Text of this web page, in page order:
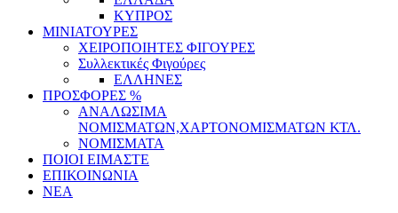
ΚΥΠΡΟΣ
ΜΙΝΙΑΤΟΥΡΕΣ
ΧΕΙΡΟΠΟΙΗΤΕΣ ΦΙΓΟΥΡΕΣ
Συλλεκτικές Φιγούρες
ΕΛΛΗΝΕΣ
ΠΡΟΣΦΟΡΕΣ %
ΑΝΑΛΩΣΙΜΑ
ΝΟΜΙΣΜΑΤΩΝ,ΧΑΡΤΟΝΟΜΙΣΜΑΤΩΝ ΚΤΛ.
ΝΟΜΙΣΜΑΤΑ
ΠΟΙΟΙ ΕΙΜΑΣΤΕ
ΕΠΙΚΟΙΝΩΝΙΑ
ΝΕΑ